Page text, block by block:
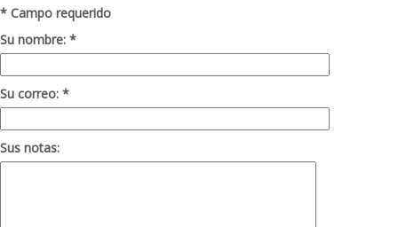
* Campo requerido
Su nombre: *
Su correo: *
Sus notas: